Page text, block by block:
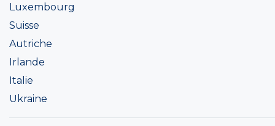
Luxembourg
Suisse
Autriche
Irlande
Italie
Ukraine